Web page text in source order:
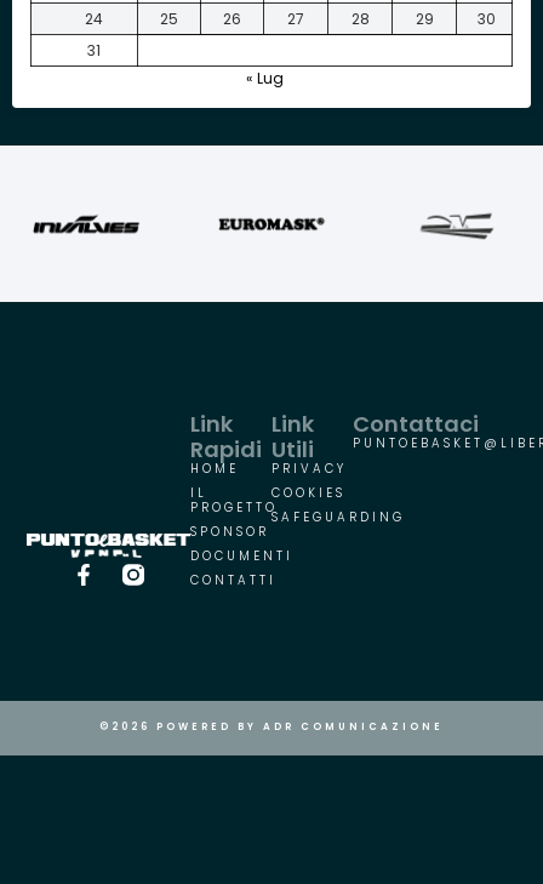
24
25 26 27 28 29
30
31
« Lug
Link
Utili
PRIVACY
COOKIES
SAFEGUARDING
Link
Rapidi
HOME
IL
PROGETTO
SPONSOR
DOCUMENTI
CONTATTI
Contattaci
©2026 POWERED BY ADR COMUNICAZIONE